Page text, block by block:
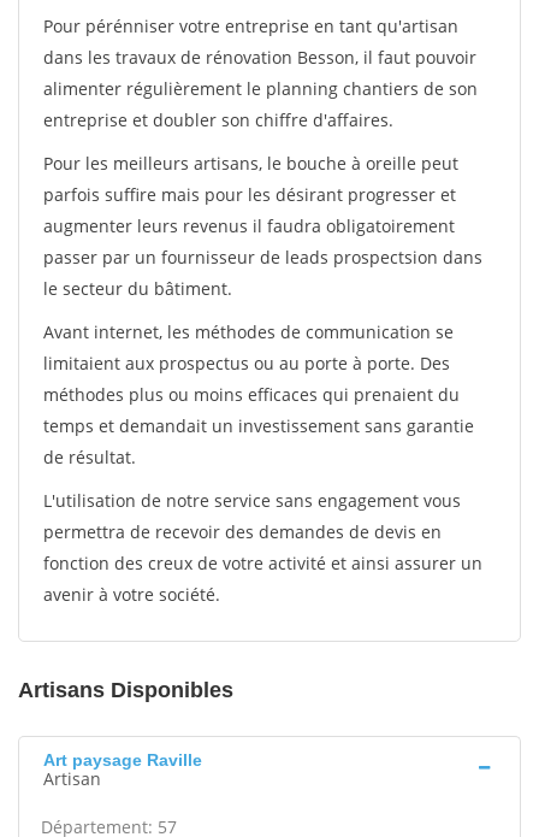
Pour pérénniser votre entreprise en tant qu'artisan
dans les travaux de rénovation Besson, il faut pouvoir
alimenter régulièrement le planning chantiers de son
entreprise et doubler son chiffre d'affaires.
Pour les meilleurs artisans, le bouche à oreille peut
parfois suffire mais pour les désirant progresser et
augmenter leurs revenus il faudra obligatoirement
passer par un fournisseur de leads prospectsion dans
le secteur du bâtiment.
Avant internet, les méthodes de communication se
limitaient aux prospectus ou au porte à porte. Des
méthodes plus ou moins efficaces qui prenaient du
temps et demandait un investissement sans garantie
de résultat.
L'utilisation de notre service sans engagement vous
permettra de recevoir des demandes de devis en
fonction des creux de votre activité et ainsi assurer un
avenir à votre société.
Artisans Disponibles
Art paysage Raville
Artisan
Département: 57